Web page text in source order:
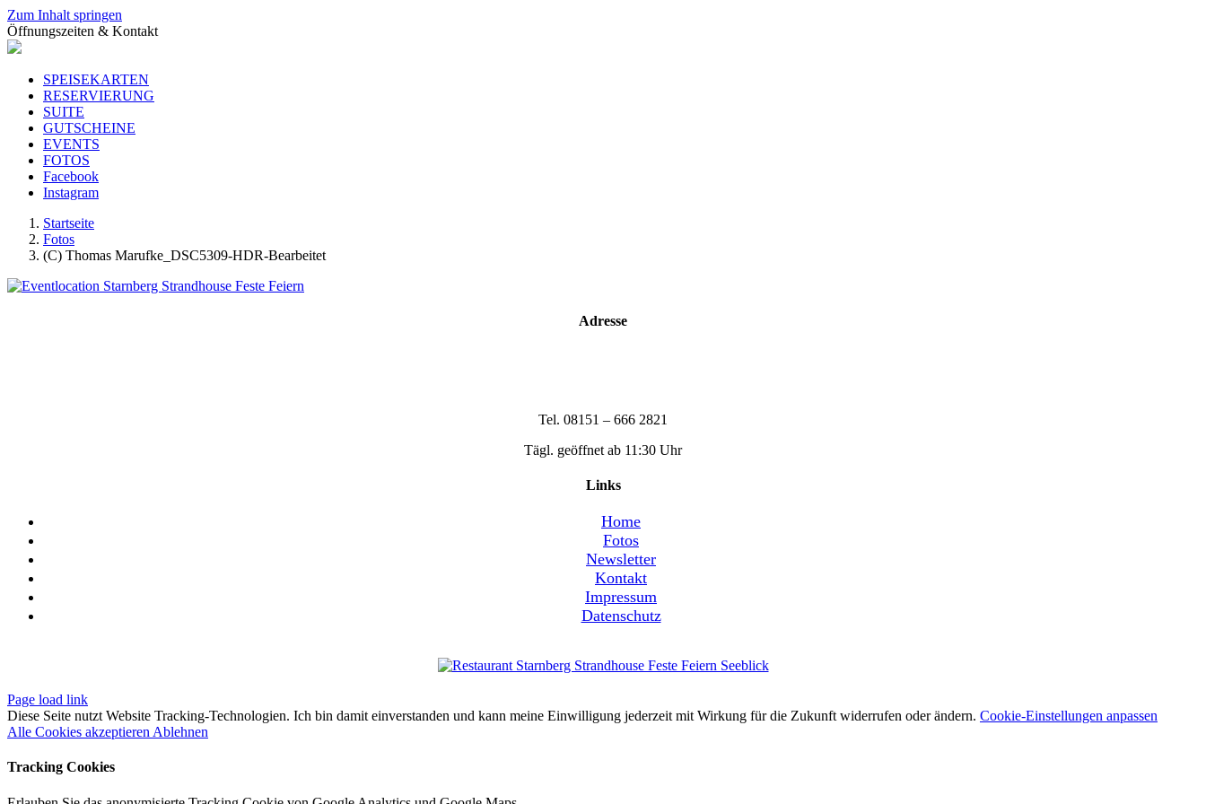
Zum Inhalt springen
Öffnungszeiten & Kontakt
SPEISEKARTEN
RESERVIERUNG
SUITE
GUTSCHEINE
EVENTS
FOTOS
Facebook
Instagram
Startseite
Fotos
(C) Thomas Marufke_DSC5309-HDR-Bearbeitet
Adresse
Tel. 08151 – 666 2821
Tägl. geöffnet ab 11:30 Uhr
Links
Home
Fotos
Newsletter
Kontakt
Impressum
Datenschutz
Page load link
Diese Seite nutzt Website Tracking-Technologien. Ich bin damit einverstanden und kann meine Einwilligung jederzeit mit Wirkung für die Zukunft widerrufen oder ändern. Cookie-Einstellungen anpassen
Alle Cookies akzeptieren Ablehnen
Tracking Cookies